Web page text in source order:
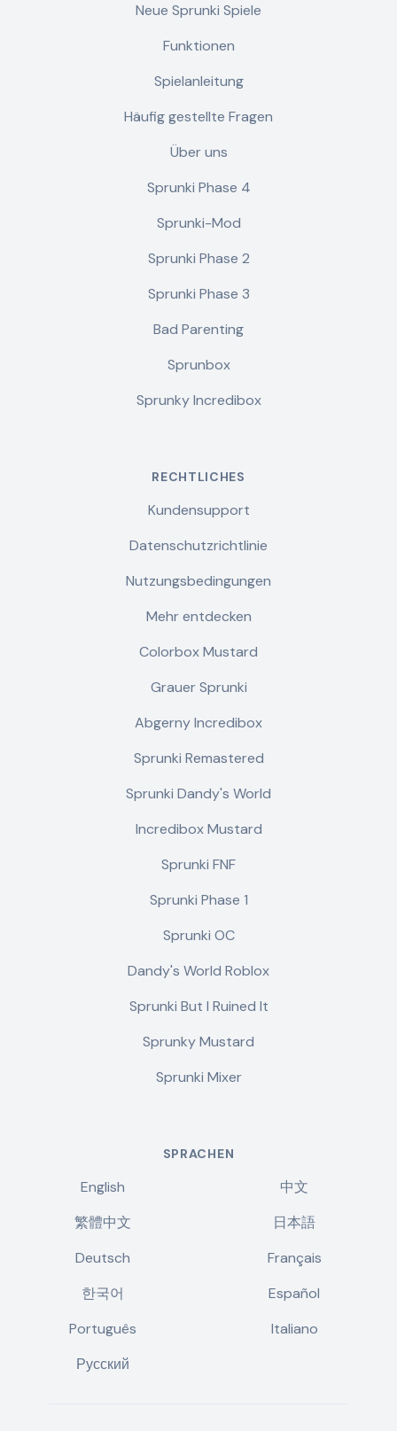
Neue Sprunki Spiele
Funktionen
Spielanleitung
Häufig gestellte Fragen
Über uns
Sprunki Phase 4
Sprunki-Mod
Sprunki Phase 2
Sprunki Phase 3
Bad Parenting
Sprunbox
Sprunky Incredibox
RECHTLICHES
Kundensupport
Datenschutzrichtlinie
Nutzungsbedingungen
Mehr entdecken
Colorbox Mustard
Grauer Sprunki
Abgerny Incredibox
Sprunki Remastered
Sprunki Dandy's World
Incredibox Mustard
Sprunki FNF
Sprunki Phase 1
Sprunki OC
Dandy's World Roblox
Sprunki But I Ruined It
Sprunky Mustard
Sprunki Mixer
SPRACHEN
English
中文
繁體中文
日本語
Deutsch
Français
한국어
Español
Português
Italiano
Русский